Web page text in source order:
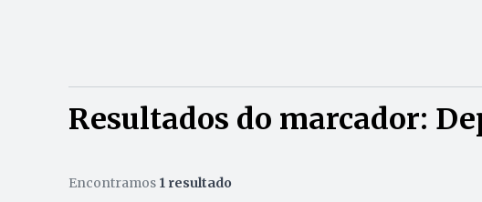
Resultados do marcador:
Encontramos 1 resultado